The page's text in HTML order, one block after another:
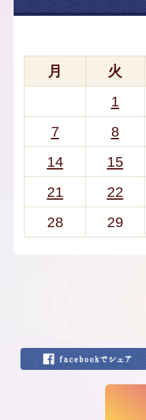
月 火
1
7
8
14
15
21
22
28
29